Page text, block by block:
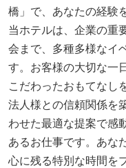
橋」で、あなたの経験
当ホテルは、企業の重
会まで、多種多様なイ
す。お客様の大切な一
こだわったおもてなし
法人様との信頼関係を
わせた最適な提案で感
あるお仕事です。あな
心に残る特別な時間を